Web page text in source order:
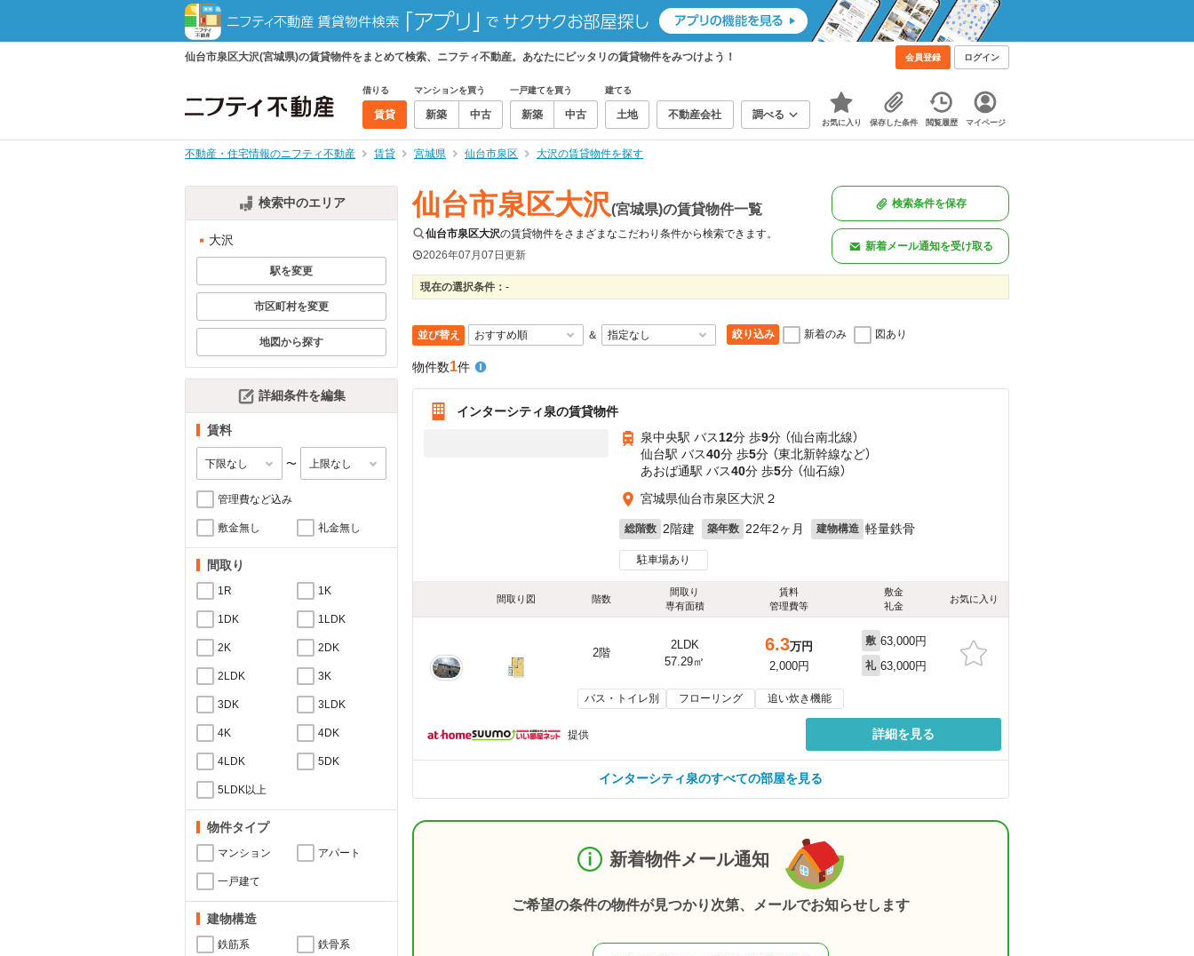
仙台市泉区大沢(宮城県)の賃貸物件をまとめて検索、ニフティ不動産。あなたにピッタリの賃貸物件をみつけよう！ 会員登録 ログイン
借りる
賃貸
マンションを買う
新築 中古
一戸建てを買う
新築 中古
建てる
土地 不動産会社 調べる
お気に入り 保存した条件 閲覧履歴 マイページ
不動産・住宅情報のニフティ不動産 賃貸 宮城県 仙台市泉区 大沢の賃貸物件を探す
検索中のエリア
大沢
駅を変更
市区町村を変更
地図から探す
詳細条件を編集
賃料
〜
管理費など込み
敷金無し 礼金無し
間取り
1R 1K
1DK 1LDK
2K 2DK
2LDK 3K
3DK 3LDK
4K 4DK
4LDK 5DK
5LDK以上
物件タイプ
マンション アパート
一戸建て
建物構造
鉄筋系 鉄骨系
仙台市泉区大沢(宮城県)の賃貸物件一覧
仙台市泉区大沢の賃貸物件をさまざまなこだわり条件から検索できます。
2026年07月07日更新
検索条件を保存
新着メール通知を受け取る
現在の選択条件： -
並び替え ＆ 絞り込み 新着のみ 図あり
物件数1件
インターシティ泉の賃貸物件
泉中央駅 バス12分 歩9分 （仙台南北線）
仙台駅 バス40分 歩5分 （東北新幹線など）
あおば通駅 バス40分 歩5分 （仙石線）
宮城県仙台市泉区大沢２
総階数 2階建 築年数 22年2ヶ月 建物構造 軽量鉄骨
駐車場あり
間取り図 階数
間取り
専有面積
賃料
管理費等
敷金
礼金
お気に入り
2階
2LDK
57.29㎡
6.3万円
2,000円
敷 63,000円
礼 63,000円
バス・トイレ別 フローリング 追い炊き機能
提供 詳細を見る
インターシティ泉のすべての部屋を見る
新着物件メール通知
ご希望の条件の物件が見つかり次第、メールでお知らせします